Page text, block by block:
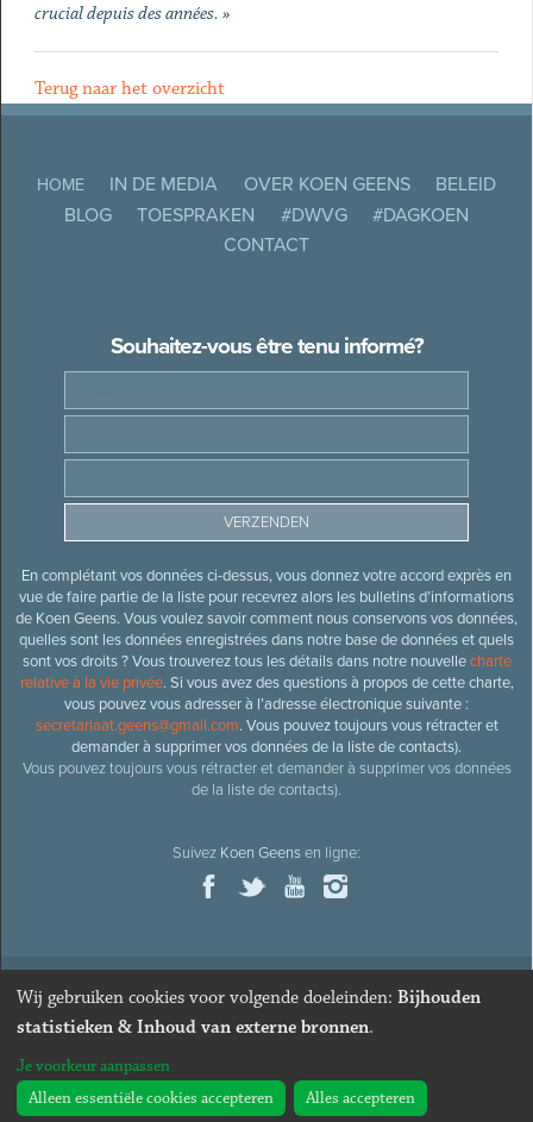
crucial depuis des années. »
Terug naar het overzicht
HOME IN DE MEDIA OVER KOEN GEENS
BELEID
BLOG
TOESPRAKEN #DWVG
#DAGKOEN
CONTACT
Souhaitez-vous être tenu informé?
En complétant vos données ci-dessus, vous donnez votre accord exprès en
vue de faire partie de la liste pour recevrez alors les bulletins d’informations
de Koen Geens. Vous voulez savoir comment nous conservons vos données,
quelles sont les données enregistrées dans notre base de données et quels
sont vos droits ? Vous trouverez tous les détails dans notre nouvellecharte
relative à la vie privée. Si vous avez des questions à propos de cette charte,
vous pouvez vous adresser à l’adresse électronique suivante :
secretariaat.geens@gmail.com. Vous pouvez toujours vous rétracter et
demander à supprimer vos données de la liste de contacts).
Vous pouvez toujours vous rétracter et demander à supprimer vos données
de la liste de contacts).
Suivez Koen Geensen ligne:
© 2026Ancien ministre et député honoraire
Webdesign & développement par Zenjoy de Louvain
Wij gebruiken cookies voor volgende doeleinden: Bijhouden
statistieken & Inhoud van externe bronnen.
Je voorkeur aanpassen
Alleen essentiële cookies accepteren
Alles accepteren